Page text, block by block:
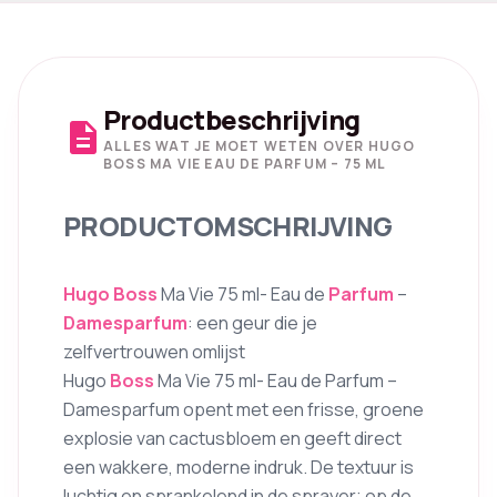
description Productbeschrijving
ALLES WAT JE MOET WETEN OVER HUGO
BOSS MA VIE EAU DE PARFUM – 75 ML
PRODUCTOMSCHRIJVING
Hugo BossMa Vie 75 ml- Eau de Parfum –
Damesparfum: een geur die je
zelfvertrouwen omlijst
Hugo BossMa Vie 75 ml- Eau de Parfum –
Damesparfum opent met een frisse, groene
explosie van cactusbloem en geeft direct
een wakkere, moderne indruk. De textuur is